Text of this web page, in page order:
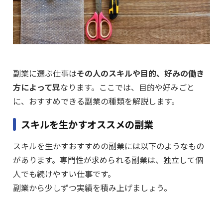
副業に選ぶ仕事はその人のスキルや目的、好みの働き
方によって異なります。ここでは、目的や好みごと
に、おすすめできる副業の種類を解説します。
スキルを生かすオススメの副業
スキルを生かすおすすめの副業には以下のようなもの
があります。専門性が求められる副業は、独立して個
人でも続けやすい仕事です。
副業から少しずつ実績を積み上げましょう。